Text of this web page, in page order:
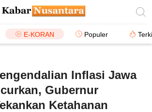
E-KORAN Populer
Inflasi Jawa
Gubernur
Ketahanan